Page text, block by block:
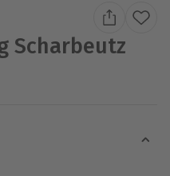
Scharbeutz